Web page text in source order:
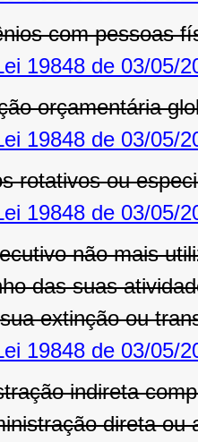
com pessoas
19848 de 03/05/
orçamentária
19848 de 03/05/
rotativos ou
19848 de 03/05/
não mais
das suas
extinção ou
19848 de 03/05/
indireta
direta